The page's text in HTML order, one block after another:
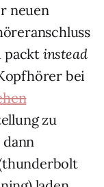
neuen
packt instead
bei
zu